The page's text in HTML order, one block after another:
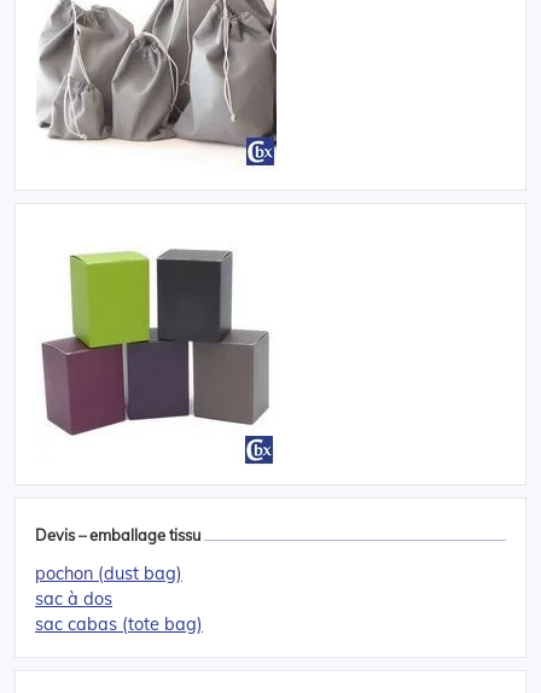
Devis – emballage tissu
pochon (dust bag)
sac à dos
sac cabas (tote bag)